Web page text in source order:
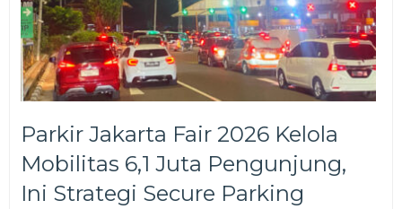
Parkir Jakarta Fair 2026 Kelola
Mobilitas 6,1 Juta Pengunjung,
Ini Strategi Secure Parking